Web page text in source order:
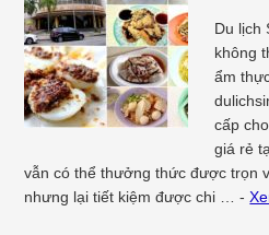
Du lịch
không
ẩm
cấp
giá rẻ
vẫn có thể thưởng thức được trọn
nhưng lại tiết kiệm được chi … -